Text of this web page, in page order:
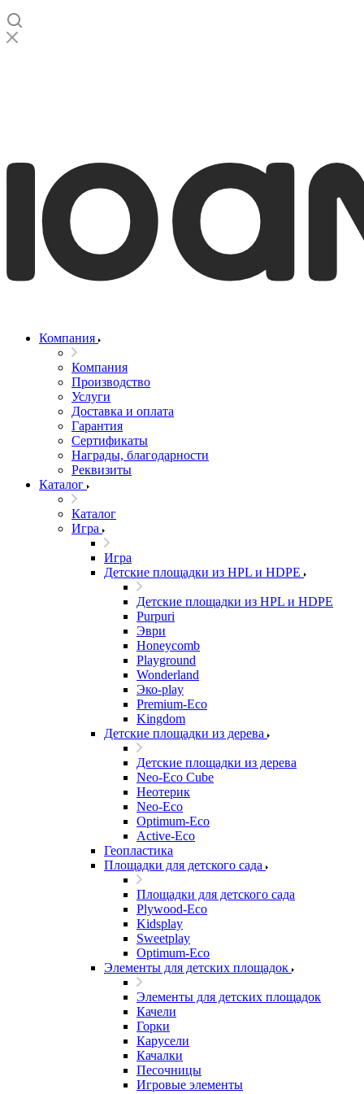
Компания
Компания
Производство
Услуги
Доставка и оплата
Гарантия
Сертификаты
Награды, благодарности
Реквизиты
Каталог
Каталог
Игра
Игра
Детские площадки из HPL и HDPE
Детские площадки из HPL и HDPE
Purpuri
Эври
Honeycomb
Playground
Wonderland
Эко-play
Premium-Eco
Kingdom
Детские площадки из дерева
Детские площадки из дерева
Neo-Eco Cube
Неотерик
Neo-Eco
Оptimum-Еco
Active-Eco
Геопластика
Площадки для детского сада
Площадки для детского сада
Plywood-Eco
Kidsplay
Sweetplay
Оptimum-Еco
Элементы для детских площадок
Элементы для детских площадок
Качели
Горки
Карусели
Качалки
Песочницы
Игровые элементы